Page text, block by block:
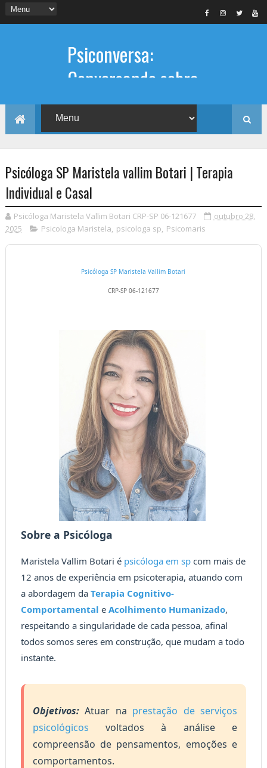
Psiconversa:
Conversando sobre
Psicologia
Informações sobre: Psicóloga,
Psicoterapia, terapia de casal, terapia
individual, Psicóloga online e presencial,
Psicóloga SP Maristela vallim Botari | Terapia
Individual e Casal
Psicóloga Maristela Vallim Botari CRP-SP 06-121677
outubro 28,
2025
Psicologa Maristela, psicologa sp, Psicomaris
Psicóloga SP Maristela Vallim Botari
CRP-SP 06-121677
Sobre a Psicóloga
Maristela Vallim Botari é psicóloga em spcom mais de
12 anos de experiência em psicoterapia, atuando com
a abordagem da Terapia Cognitivo-
Comportamental e Acolhimento Humanizado,
respeitando a singularidade de cada pessoa, afinal
todos somos seres em construção, que mudam a todo
instante.
Objetivos:Atuar na prestação de serviços
psicológicos voltados à análise e
compreensão de pensamentos, emoções e
comportamentos.